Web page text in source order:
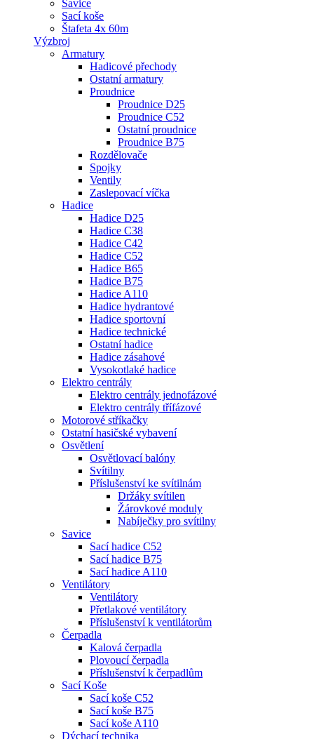
Savice
Sací koše
Štafeta 4x 60m
Výzbroj
Armatury
Hadicové přechody
Ostatní armatury
Proudnice
Proudnice D25
Proudnice C52
Ostatní proudnice
Proudnice B75
Rozdělovače
Spojky
Ventily
Zaslepovací víčka
Hadice
Hadice D25
Hadice C38
Hadice C42
Hadice C52
Hadice B65
Hadice B75
Hadice A110
Hadice hydrantové
Hadice sportovní
Hadice technické
Ostatní hadice
Hadice zásahové
Vysokotlaké hadice
Elektro centrály
Elektro centrály jednofázové
Elektro centrály třífázové
Motorové stříkačky
Ostatní hasičské vybavení
Osvětlení
Osvětlovací balóny
Svítilny
Příslušenství ke svítilnám
Držáky svítilen
Žárovkové moduly
Nabíječky pro svítilny
Savice
Sací hadice C52
Sací hadice B75
Sací hadice A110
Ventilátory
Ventilátory
Přetlakové ventilátory
Příslušenství k ventilátorům
Čerpadla
Kalová čerpadla
Plovoucí čerpadla
Příslušenství k čerpadlům
Sací Koše
Sací koše C52
Sací koše B75
Sací koše A110
Dýchací technika